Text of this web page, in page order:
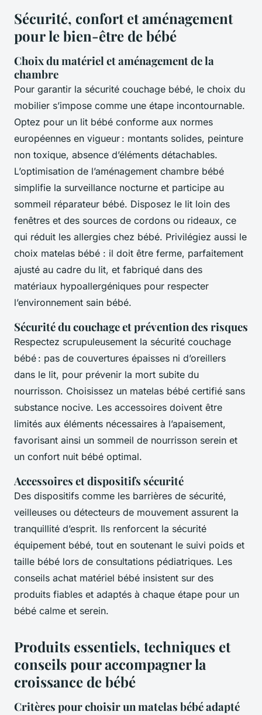
Sécurité, confort et aménagement
pour le bien-être de bébé
Choix du matériel et aménagement de la
chambre
Pour garantir la sécurité couchage bébé, le choix du
mobilier s’impose comme une étape incontournable.
Optez pour un lit bébé conforme aux normes
européennes en vigueur : montants solides, peinture
non toxique, absence d’éléments détachables.
L’optimisation de l’aménagement chambre bébé
simplifie la surveillance nocturne et participe au
sommeil réparateur bébé. Disposez le lit loin des
fenêtres et des sources de cordons ou rideaux, ce
qui réduit les allergies chez bébé. Privilégiez aussi le
choix matelas bébé : il doit être ferme, parfaitement
ajusté au cadre du lit, et fabriqué dans des
matériaux hypoallergéniques pour respecter
l’environnement sain bébé.
Sécurité du couchage et prévention des risques
Respectez scrupuleusement la sécurité couchage
bébé : pas de couvertures épaisses ni d’oreillers
dans le lit, pour prévenir la mort subite du
nourrisson. Choisissez un matelas bébé certifié sans
substance nocive. Les accessoires doivent être
limités aux éléments nécessaires à l’apaisement,
favorisant ainsi un sommeil de nourrisson serein et
un confort nuit bébé optimal.
Accessoires et dispositifs sécurité
Des dispositifs comme les barrières de sécurité,
veilleuses ou détecteurs de mouvement assurent la
tranquillité d’esprit. Ils renforcent la sécurité
équipement bébé, tout en soutenant le suivi poids et
taille bébé lors de consultations pédiatriques. Les
conseils achat matériel bébé insistent sur des
produits fiables et adaptés à chaque étape pour un
bébé calme et serein.
Produits essentiels, techniques et
conseils pour accompagner la
croissance de bébé
Critères pour choisir un matelas bébé adapté